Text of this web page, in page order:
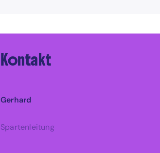
Kontakt
Gerhard
Spartenleitung